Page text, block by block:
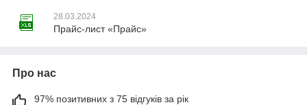
28.03.2024
Прайс-лист «Прайс»
Про нас
97% позитивних з 75 відгуків за рік